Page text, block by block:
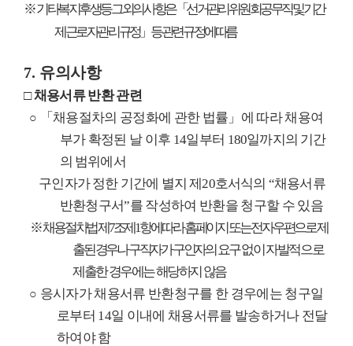
※기타 복지후생 등 그 외의 사항은「선거관리위원회 공무직 및 기간
제근로자 관리 규정」 등 관련 규정에 따름
7. 유의사항
□채용서류 반환 관련
○ 「 채용절차의 공정화에 관한 법률 」 에 따라 채용여
부가 확정된 날 이후 14일부터 180일까지의 기간
의 범위에서
구인자가 정한 기간에 별지 제20호서식의 “채용서류
반환청구서”를 작성하여 반환을 청구할 수 있음
※채용절차법 제7조제1항에 따라 홈페이지 또는 전자우편으로 제
출된 경우나 구직자가 구인자의요구 없이 자발적으로
제출한 경우에는 해당하지 않음
○ 응시자가 채용서류 반환청구를 한 경우에는 청구일
로부터 14일 이내에 채용서류를 발송하거나 전달
하여야 함